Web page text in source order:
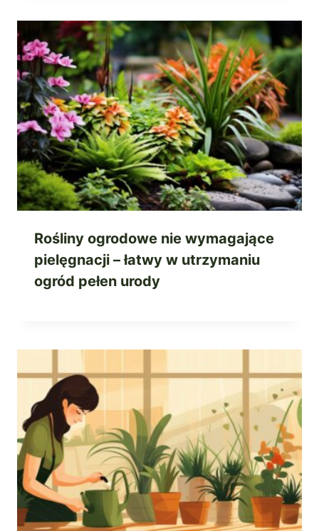
Rośliny ogrodowe nie wymagające
pielęgnacji – łatwy w utrzymaniu
ogród pełen urody